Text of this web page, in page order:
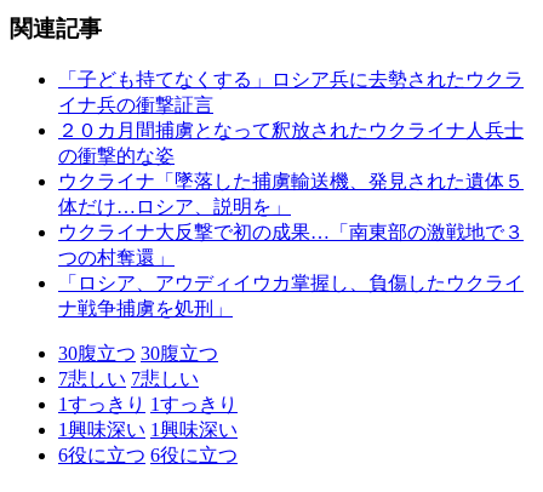
関連記事
「子ども持てなくする」ロシア兵に去勢されたウクラ
イナ兵の衝撃証言
２０カ月間捕虜となって釈放されたウクライナ人兵士
の衝撃的な姿
ウクライナ「墜落した捕虜輸送機、発見された遺体５
体だけ…ロシア、説明を」
ウクライナ大反撃で初の成果…「南東部の激戦地で３
つの村奪還」
「ロシア、アウディイウカ掌握し、負傷したウクライ
ナ戦争捕虜を処刑」
30腹立つ 30腹立つ
7悲しい 7悲しい
1すっきり 1すっきり
1興味深い 1興味深い
6役に立つ 6役に立つ